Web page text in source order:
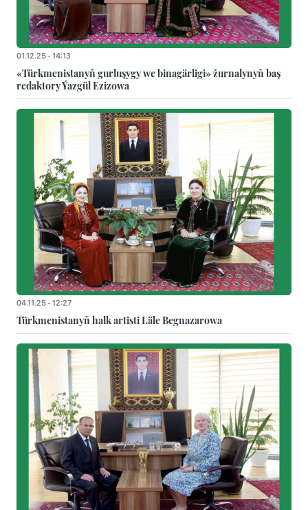
01.12.25 - 14:13
«Türkmenistanyň gurluşygy we binagärligi» žurnalynyň baş
redaktory Ýazgül Ezizowa
04.11.25 - 12:27
Türkmenistanyň halk artisti Läle Begnazarowa